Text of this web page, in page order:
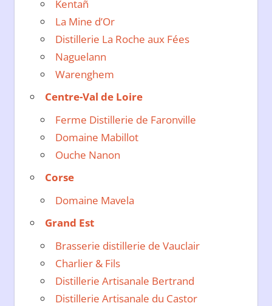
Kentañ
La Mine d’Or
Distillerie La Roche aux Fées
Naguelann
Warenghem
Centre-Val de Loire
Ferme Distillerie de Faronville
Domaine Mabillot
Ouche Nanon
Corse
Domaine Mavela
Grand Est
Brasserie distillerie de Vauclair
Charlier & Fils
Distillerie Artisanale Bertrand
Distillerie Artisanale du Castor